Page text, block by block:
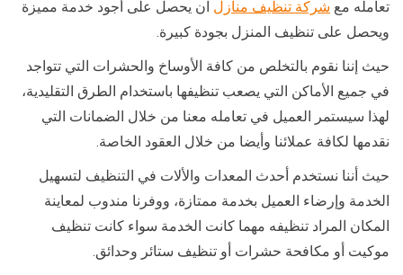
تعامله مع شركة تنظيف منازل ان يحصل على أجود خدمة مميزة
ويحصل على تنظيف المنزل بجودة كبيرة.
حيث إننا نقوم بالتخلص من كافة الأوساخ والحشرات التي تتواجد
في جميع الأماكن التي يصعب تنظيفها باستخدام الطرق التقليدية،
لهذا سيستمر العميل في تعامله معنا من خلال الضمانات التي
نقدمها لكافة عملائنا وأيضا من خلال العقود الخاصة.
حيث أننا نستخدم أحدث المعدات والألات في التنظيف لتسهيل
الخدمة وإرضاء العميل بخدمة ممتازة، ووفرنا مندوب لمعاينة
المكان المراد تنظيفه مهما كانت الخدمة سواء كانت تنظيف
موكيت أو مكافحة حشرات أو تنظيف ستائر وحدائق.